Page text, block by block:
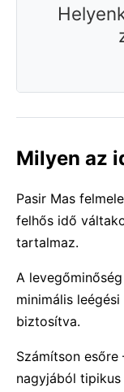
Milyen az
Pasir Mas
felhős idő
tartalmaz.
A
minimális
biztosítva.
Számítson
nagyjából tipikus